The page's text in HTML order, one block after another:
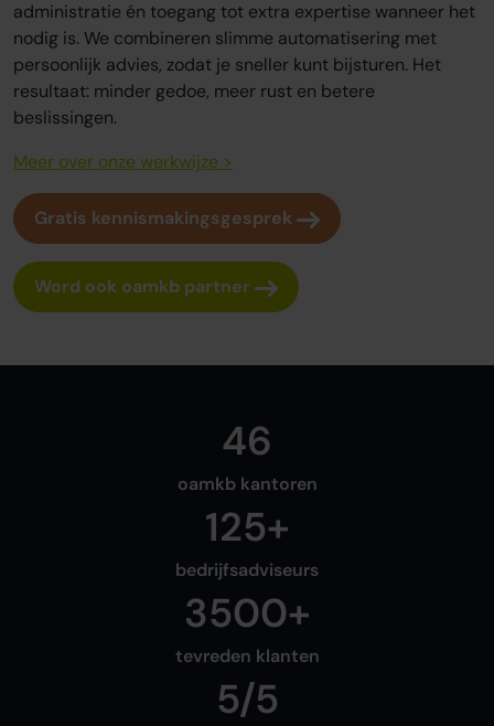
administratie én toegang tot extra expertise wanneer het
nodig is. We combineren slimme automatisering met
persoonlijk advies, zodat je sneller kunt bijsturen. Het
resultaat: minder gedoe, meer rust en betere
beslissingen.
Meer over onze werkwijze >
Gratis kennismakingsgesprek
Word ook oamkb partner
46
oamkb kantoren
125+
bedrijfsadviseurs
3500+
tevreden klanten
5/5
Login